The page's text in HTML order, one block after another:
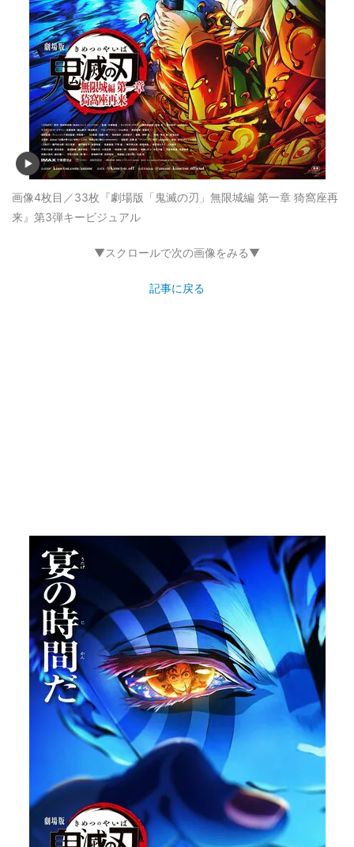
画像4枚目／33枚 『劇場版「鬼滅の刃」無限城編 第一章 猗窩座再
来』第3弾キービジュアル
▼スクロールで次の画像をみる▼
記事に戻る